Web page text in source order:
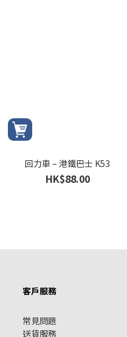
回力車 – 港鐵巴士 K53
HK$88.00
客戶服務
常見問題
送貨服務